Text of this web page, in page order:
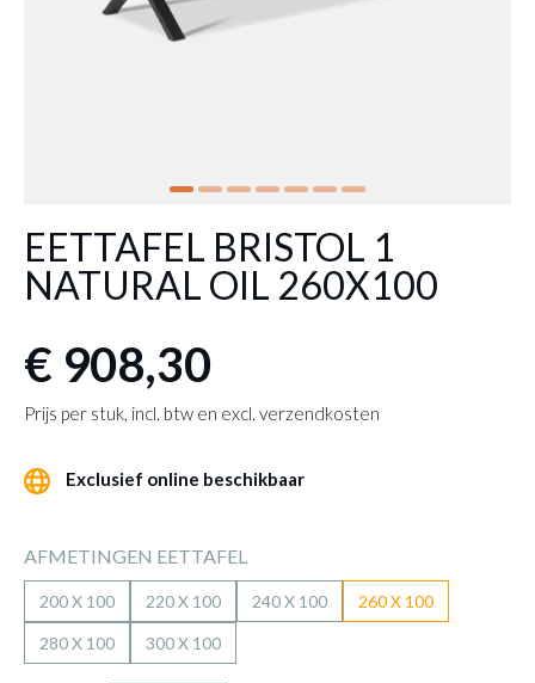
EETTAFEL BRISTOL 1
NATURAL OIL 260X100
€ 908,30
Prijs per stuk, incl. btw en excl. verzendkosten
Exclusief online beschikbaar
AFMETINGEN EETTAFEL
200 X 100 220 X 100 240 X 100 260 X 100
280 X 100 300 X 100